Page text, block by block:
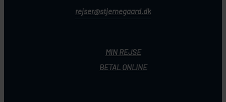
rejser@stjernegaard.dk
MIN REJSE
BETAL ONLINE